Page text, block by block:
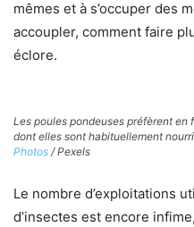
mêmes et à s’occuper des
accoupler, comment faire
éclore.
Les poules pondeuses préfèrent en
dont elles sont habituellement
Photos / Pexels
Le nombre d’exploitations
d’insectes est encore